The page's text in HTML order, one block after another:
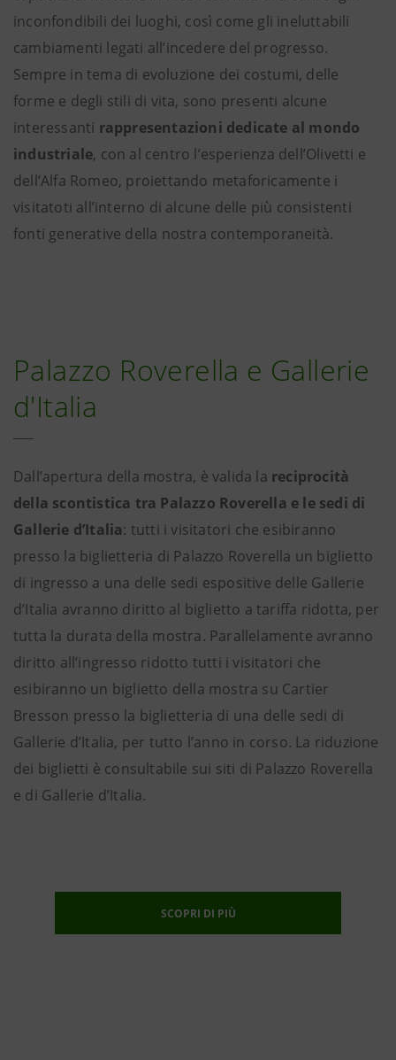
inconfondibili dei luoghi, così come gli ineluttabili
cambiamenti legati all’incedere del progresso.
Sempre in tema di evoluzione dei costumi, delle
forme e degli stili di vita, sono presenti alcune
interessanti rappresentazioni dedicate al mondo
industriale, con al centro l’esperienza dell’Olivetti e
dell’Alfa Romeo, proiettando metaforicamente i
visitatoti all’interno di alcune delle più consistenti
fonti generative della nostra contemporaneità.
Palazzo Roverella e Gallerie
d'Italia
Dall’apertura della mostra, è valida la reciprocità
della scontistica tra Palazzo Roverella e le sedi di
Gallerie d’Italia: tutti i visitatori che esibiranno
presso la biglietteria di Palazzo Roverella un biglietto
di ingresso a una delle sedi espositive delle Gallerie
d’Italia avranno diritto al biglietto a tariffa ridotta, per
tutta la durata della mostra. Parallelamente avranno
diritto all’ingresso ridotto tutti i visitatori che
esibiranno un biglietto della mostra su Cartier
Bresson presso la biglietteria di una delle sedi di
Gallerie d’Italia, per tutto l’anno in corso. La riduzione
dei biglietti è consultabile sui siti di Palazzo Roverella
e di Gallerie d’Italia.
SCOPRI DI PIÙ